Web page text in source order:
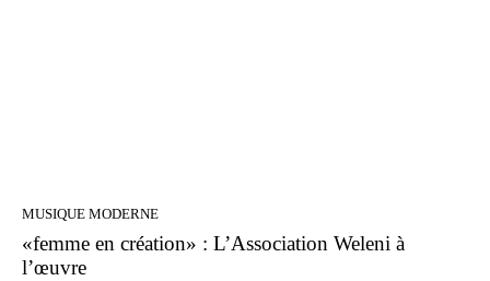
MUSIQUE MODERNE
«femme en création» : L’Association Weleni à
l’œuvre